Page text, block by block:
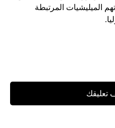
الميليشيات المرتبطة
تعليقك